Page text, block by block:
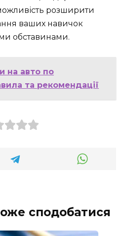
розширити
ваших навичок
обставинами.
на авто по
та рекомендації
сподобатися